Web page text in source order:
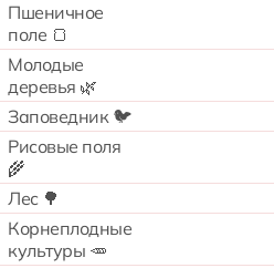
Пшеничное
поле 🍞
Молодые
деревья 🌿
Заповедник 🐦
Рисовые поля
🌾
Лес 🌳
Корнеплодные
культуры 🥕